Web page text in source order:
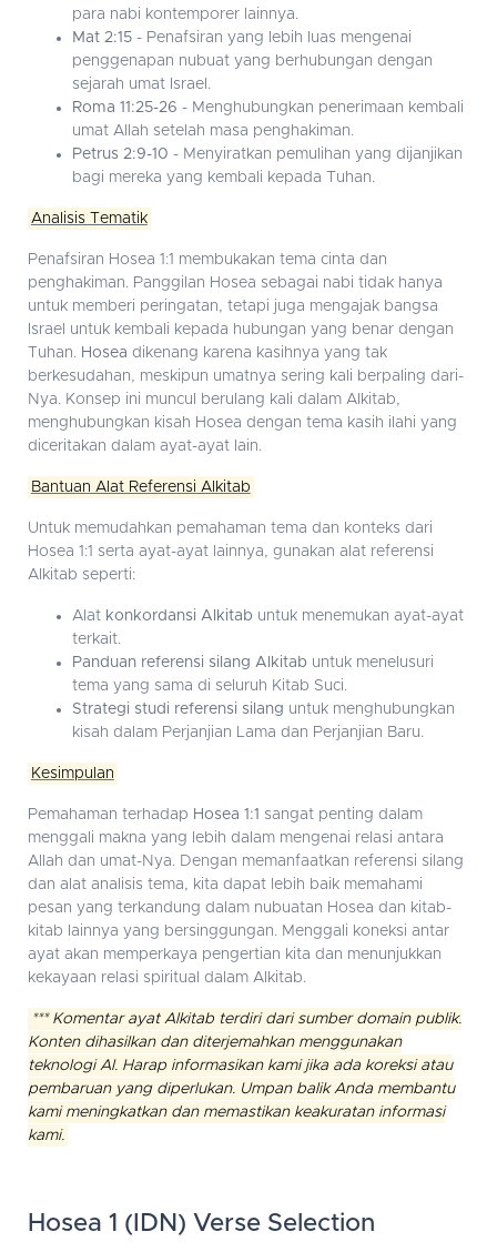
para nabi kontemporer lainnya.
Mat 2:15 - Penafsiran yang lebih luas mengenai
penggenapan nubuat yang berhubungan dengan
sejarah umat Israel.
Roma 11:25-26 - Menghubungkan penerimaan kembali
umat Allah setelah masa penghakiman.
Petrus 2:9-10 - Menyiratkan pemulihan yang dijanjikan
bagi mereka yang kembali kepada Tuhan.
Analisis Tematik
Penafsiran Hosea 1:1 membukakan tema cinta dan
penghakiman. Panggilan Hosea sebagai nabi tidak hanya
untuk memberi peringatan, tetapi juga mengajak bangsa
Israel untuk kembali kepada hubungan yang benar dengan
Tuhan. Hosea dikenang karena kasihnya yang tak
berkesudahan, meskipun umatnya sering kali berpaling dari-
Nya. Konsep ini muncul berulang kali dalam Alkitab,
menghubungkan kisah Hosea dengan tema kasih ilahi yang
diceritakan dalam ayat-ayat lain.
Bantuan Alat Referensi Alkitab
Untuk memudahkan pemahaman tema dan konteks dari
Hosea 1:1 serta ayat-ayat lainnya, gunakan alat referensi
Alkitab seperti:
Alat konkordansi Alkitab untuk menemukan ayat-ayat
terkait.
Panduan referensi silang Alkitab untuk menelusuri
tema yang sama di seluruh Kitab Suci.
Strategi studi referensi silang untuk menghubungkan
kisah dalam Perjanjian Lama dan Perjanjian Baru.
Kesimpulan
Pemahaman terhadap Hosea 1:1 sangat penting dalam
menggali makna yang lebih dalam mengenai relasi antara
Allah dan umat-Nya. Dengan memanfaatkan referensi silang
dan alat analisis tema, kita dapat lebih baik memahami
pesan yang terkandung dalam nubuatan Hosea dan kitab-
kitab lainnya yang bersinggungan. Menggali koneksi antar
ayat akan memperkaya pengertian kita dan menunjukkan
kekayaan relasi spiritual dalam Alkitab.
*** Komentar ayat Alkitab terdiri dari sumber domain publik.
Konten dihasilkan dan diterjemahkan menggunakan
teknologi AI. Harap informasikan kami jika ada koreksi atau
pembaruan yang diperlukan. Umpan balik Anda membantu
kami meningkatkan dan memastikan keakuratan informasi
kami.
Hosea 1 (IDN) Verse Selection